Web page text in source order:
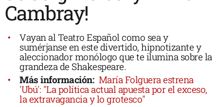
Cambray!
Vayan al Teatro Español como sea y
sumérjanse en este divertido, hipnotizante y
aleccionador monólogo que te ilumina sobre la
grandeza de Shakespeare.
Más información: María Folguera estrena
'Ubú': "La política actual apuesta por el exceso,
la extravagancia y lo grotesco"